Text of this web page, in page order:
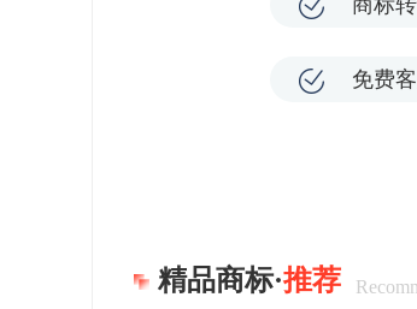
商标
免费
精品商标·推荐